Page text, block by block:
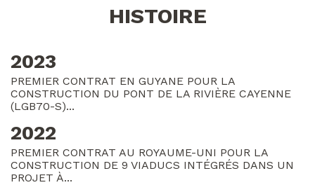
HISTOIRE
2023
PREMIER CONTRAT EN GUYANE POUR LA
CONSTRUCTION DU PONT DE LA RIVIÈRE CAYENNE
(LGB70-S)...
2022
PREMIER CONTRAT AU ROYAUME-UNI POUR LA
CONSTRUCTION DE 9 VIADUCS INTÉGRÉS DANS UN
PROJET À...